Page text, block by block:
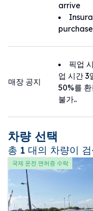
arrive
매장 공지
픽업
업 시간 3
50%를
불가..
차량 선택
총 1 대의 차량이
국제 운전 면허증 수락